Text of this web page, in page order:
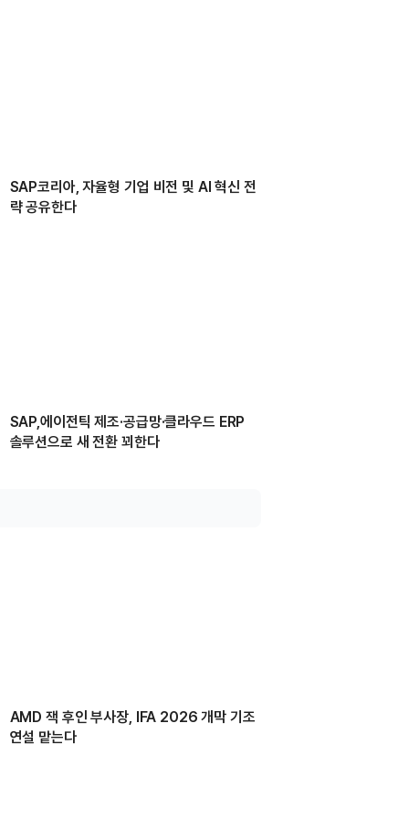
SAP코리아, 자율형 기업 비전 및 AI 혁신 전
략 공유한다
SAP,에이전틱 제조·공급망·클라우드 ERP
솔루션으로 새 전환 꾀한다
AMD 잭 후인 부사장, IFA 2026 개막 기조
연설 맡는다